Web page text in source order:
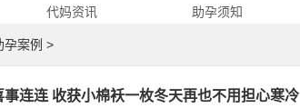
代妈资讯 助孕须知
孕案例 >
事连连 收获小棉袄一枚冬天再也不用担心寒冷